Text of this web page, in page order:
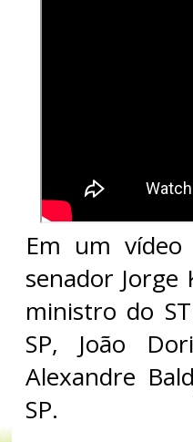
Em um
senador Jorge
ministro do
SP, João
Alexandre
SP.